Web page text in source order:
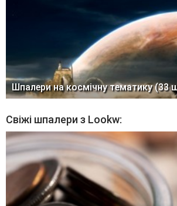
Шпалери на космічну тематику (33
Свіжі шпалери з Lookw: